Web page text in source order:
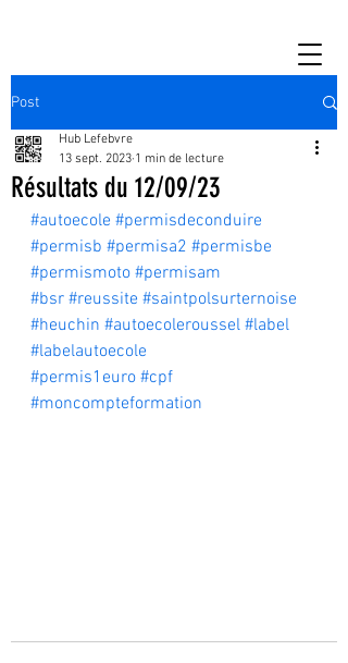
Post
Résultats du 12/09/23
Hub Lefebvre
13 sept. 2023 1 min de lecture
#autoecole #permisdeconduire
#permisb #permisa2 #permisbe
#permismoto #permisam
#bsr #reussite #saintpolsurternoise
#heuchin #autoecoleroussel #label
#labelautoecole
#permis1euro #cpf
#moncompteformation